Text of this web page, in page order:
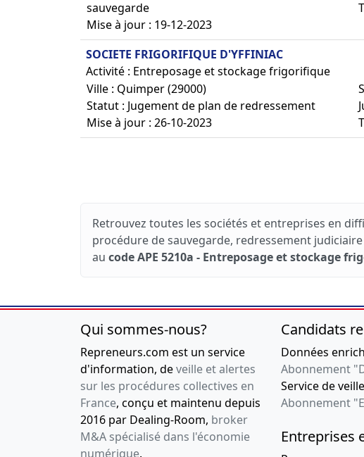
sauvegarde
Mise à jour : 19-12-2023
SOCIETE FRIGORIFIQUE D'YFFINIAC
Activité : Entreposage et stockage frigorifique
Ville : Quimper (29000)
Statut : Jugement de plan de redressement
Mise à jour : 26-10-2023
Retrouvez toutes les sociétés et entreprises en
procédure de sauvegarde, redressement
au code APE 5210a - Entreposage et stockage
Qui sommes-nous?
Repreneurs.com est un service
d'information, deveille et alertes
sur les procédures collectives en
France, conçu et maintenu depuis
2016 par Dealing-Room, broker
M&A spécialisé dans l'économie
numérique.
Candidats
Données
Abonnement
Service de
Abonnement
Entreprises